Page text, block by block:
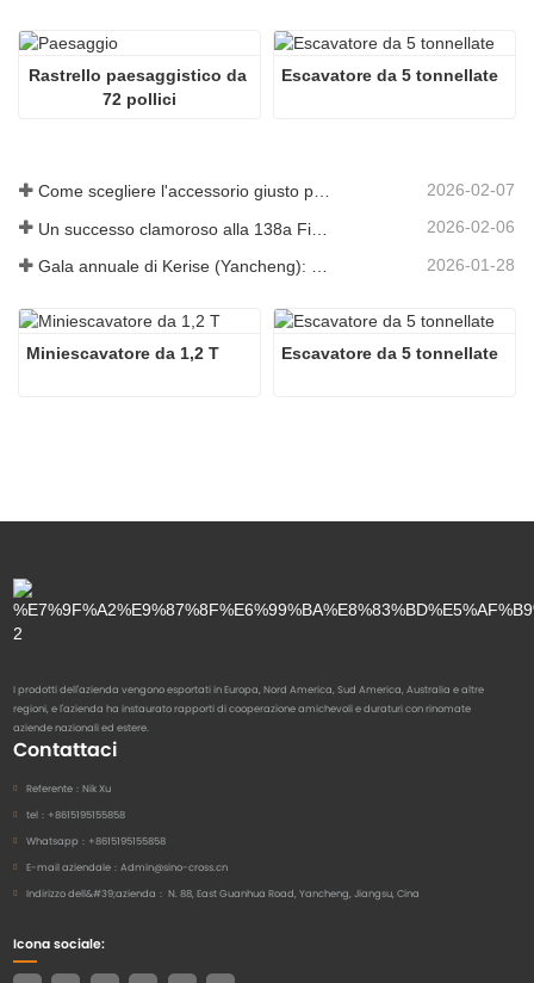
Rastrello paesaggistico da
72 pollici
Escavatore da 5 tonnellate
Come scegliere l'accessorio giusto per l'escavatore per lavori di scavo e livellamento 2026-02-07
2026-02-06
2026-01-28
Miniescavatore da 1,2 T Escavatore da 5 tonnellate
I prodotti dell'azienda vengono esportati in Europa, Nord America, Sud America, Australia e altre
regioni, e l'azienda ha instaurato rapporti di cooperazione amichevoli e duraturi con rinomate
aziende nazionali ed estere.
Contattaci
Referente： Nik Xu
tel： +8615195155858
Whatsapp： +8615195155858
E-mail aziendale： Admin@sino-cross.cn
Indirizzo dell&#39;azienda： N. 88, East Guanhua Road, Yancheng, Jiangsu, Cina
Icona sociale: